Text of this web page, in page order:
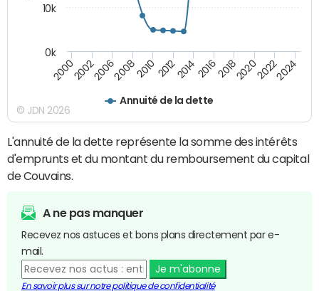
Annuité de la dette
20002002200620082010 2012201420162018202020222024
0k
10k
© JDN 2026
L'annuité de la dette représente la somme des intérêts
d'emprunts et du montant du remboursement du capital
de Couvains.
A ne pas manquer
Recevez nos astuces et bons plans directement par e-
mail.
Je m'abonne
En savoir plus sur notre politique de confidentialité